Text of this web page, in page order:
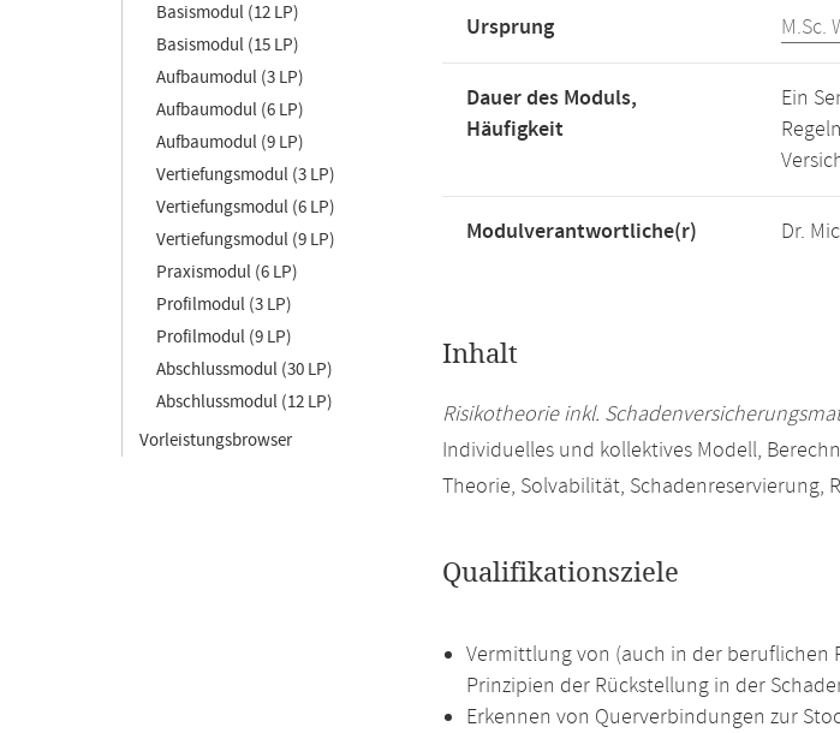
Basismodul (12 LP)
Basismodul (15 LP)
Aufbaumodul (3 LP)
Aufbaumodul (6 LP)
Aufbaumodul (9 LP)
Vertiefungsmodul (3 LP)
Vertiefungsmodul (6 LP)
Vertiefungsmodul (9 LP)
Praxismodul (6 LP)
Profilmodul (3 LP)
Profilmodul (9 LP)
Abschlussmodul (30 LP)
Abschlussmodul (12 LP)
Vorleistungsbrowser
Ursprung M.Sc.
Dauer des Moduls,
Häufigkeit
Ein
Modulverantwortliche(r) Dr.
Inhalt
Risikotheorie inkl.
Individuelles und kollektives Modell,
Theorie, Solvabilität, Schadenreservierung,
Qualifikationsziele
Vermittlung von (auch in der beruflichen
Prinzipien der Rückstellung in der
Erkennen von Querverbindungen zur